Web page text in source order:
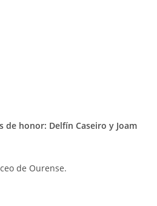
de honor: Delfín Caseiro y Joam
de Ourense.